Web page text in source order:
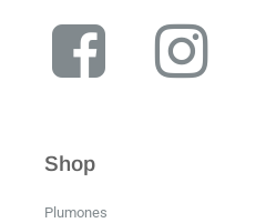
Shop
Plumones